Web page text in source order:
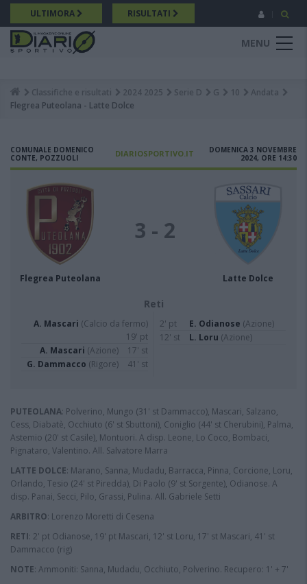
Salta
al
contenuto
principale
ULTIMORA RISULTATI
MENU
Breadcrumb
Classifiche e risultati 2024 2025 Serie D G 10
Andata
Flegrea Puteolana - Latte Dolce
COMUNALE DOMENICO
CONTE, POZZUOLI
DIARIOSPORTIVO.IT
DOMENICA 3 NOVEMBRE
2024, ORE 14:30
Flegrea Puteolana
3 - 2
Latte Dolce
Reti
A. Mascari (Calcio da fermo)
19' pt
A. Mascari (Azione)
17' st
G. Dammacco (Rigore) 41' st
2' pt E. Odianose (Azione)
12' st
L. Loru (Azione)
PUTEOLANA: Polverino, Mungo (31' st Dammacco), Mascari, Salzano,
Cess, Diabatè, Occhiuto (6' st Sbuttoni), Coniglio (44' st Cherubini), Palma,
Astemio (20' st Casile), Montuori. A disp. Leone, Lo Coco, Bombaci,
Pignataro, Valentino. All. Salvatore Marra
LATTE DOLCE: Marano, Sanna, Mudadu, Barracca, Pinna, Corcione, Loru,
Orlando, Tesio (24' st Piredda), Di Paolo (9' st Sorgente), Odianose. A
disp. Panai, Secci, Pilo, Grassi, Pulina. All. Gabriele Setti
ARBITRO: Lorenzo Moretti di Cesena
RETI: 2' pt Odianose, 19' pt Mascari, 12' st Loru, 17' st Mascari, 41' st
Dammacco (rig)
NOTE: Ammoniti: Sanna, Mudadu, Occhiuto, Polverino. Recupero: 1' + 7'